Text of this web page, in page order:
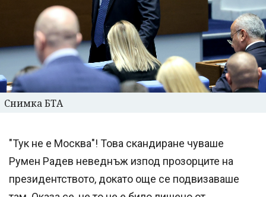
Снимка БТА
"Тук не е Москва"! Това скандиране чуваше
Румен Радев неведнъж изпод прозорците на
президентството, докато още се подвизаваше